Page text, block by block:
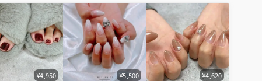
¥4,950 ¥5,500 ¥4,620